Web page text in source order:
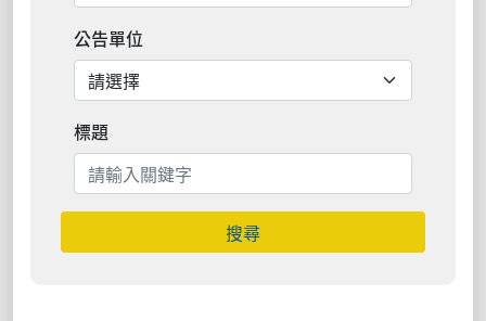
公告單位
標題
搜尋